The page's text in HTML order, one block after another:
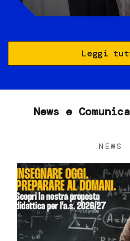
Leggi
News e
NEWS